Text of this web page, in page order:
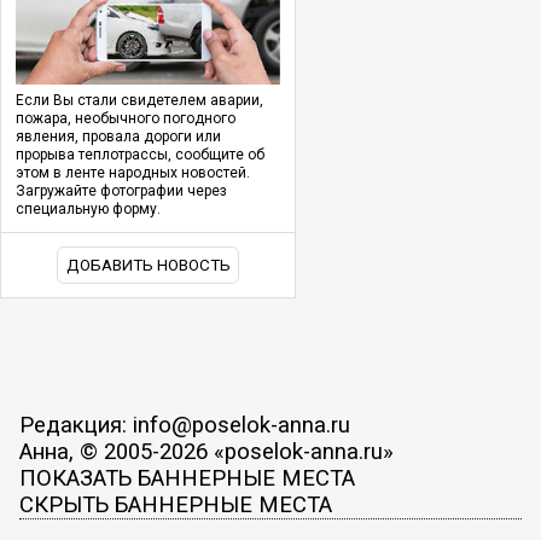
Если Вы стали свидетелем аварии,
пожара, необычного погодного
явления, провала дороги или
прорыва теплотрассы, сообщите об
этом в ленте народных новостей.
Загружайте фотографии через
специальную форму.
ДОБАВИТЬ НОВОСТЬ
Редакция: info@poselok-anna.ru
Анна, © 2005-2026 «poselok-anna.ru»
ПОКАЗАТЬ БАННЕРНЫЕ МЕСТА
СКРЫТЬ БАННЕРНЫЕ МЕСТА